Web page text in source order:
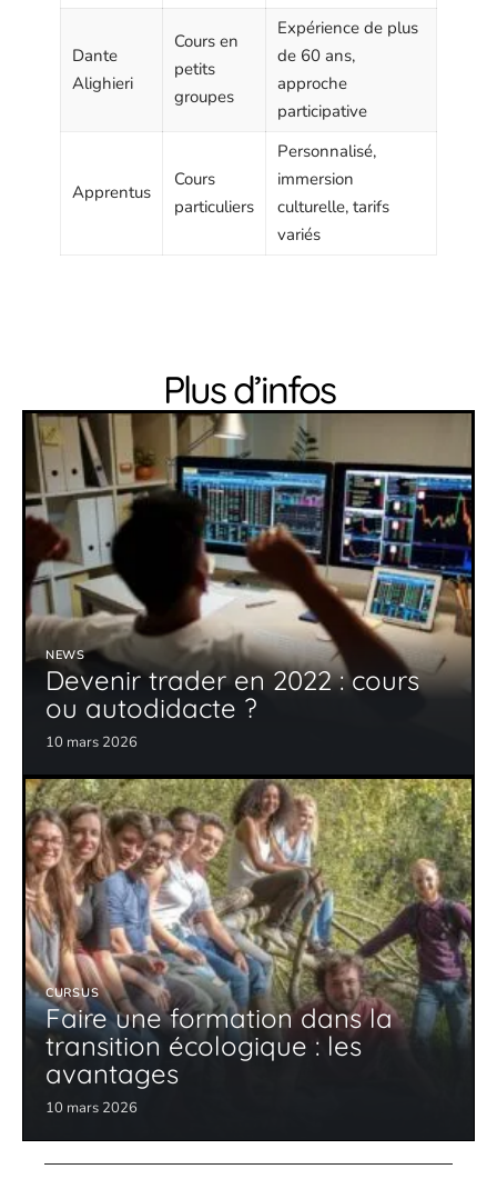
Dante
Alighieri
Cours en
petits
groupes
Expérience de plus
de 60 ans,
approche
participative
Apprentus
Cours
particuliers
Personnalisé,
immersion
culturelle, tarifs
variés
Plus d’infos
NEWS
Devenir trader en 2022 : cours
ou autodidacte ?
10 mars 2026
CURSUS
Faire une formation dans la
transition écologique : les
avantages
10 mars 2026